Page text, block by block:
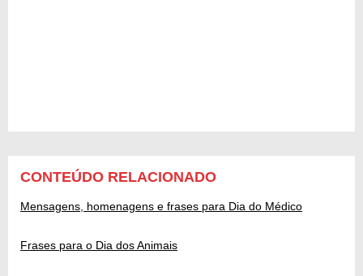
CONTEÚDO RELACIONADO
Mensagens, homenagens e frases para Dia do Médico
Frases para o Dia dos Animais